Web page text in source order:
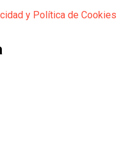
y Política de Cookies